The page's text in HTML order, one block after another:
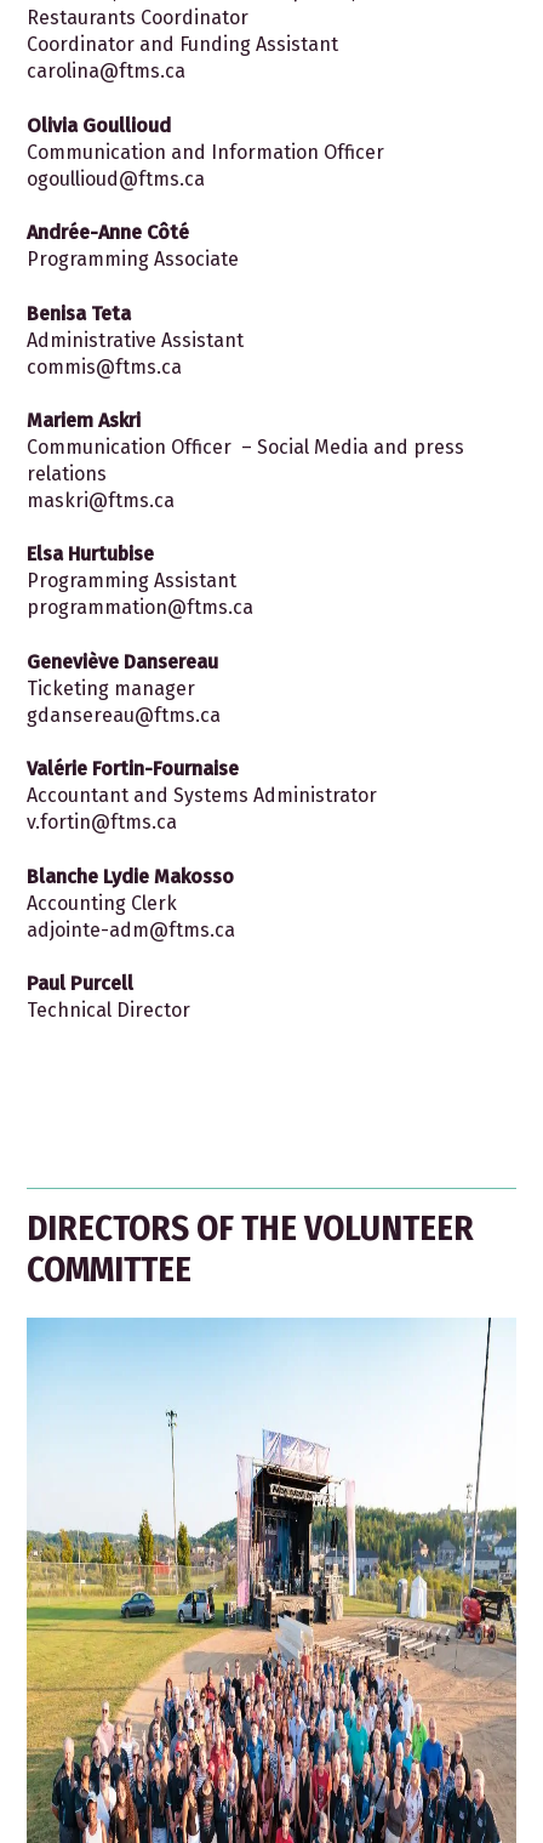
Restaurants Coordinator
Coordinator and Funding Assistant
carolina@ftms.ca
Olivia Goullioud
Communication and Information Officer
ogoullioud@ftms.ca
Andrée-Anne Côté
Programming Associate
Benisa Teta
Administrative Assistant
commis@ftms.ca
Mariem Askri
Communication Officer – Social Media and press
relations
maskri@ftms.ca
Elsa Hurtubise
Programming Assistant
programmation@ftms.ca
Geneviève Dansereau
Ticketing manager
gdansereau@ftms.ca
Valérie Fortin-Fournaise
Accountant and Systems Administrator
v.fortin@ftms.ca
Blanche Lydie Makosso
Accounting Clerk
adjointe-adm@ftms.ca
Paul Purcell
Technical Director
DIRECTORS OF THE VOLUNTEER
COMMITTEE